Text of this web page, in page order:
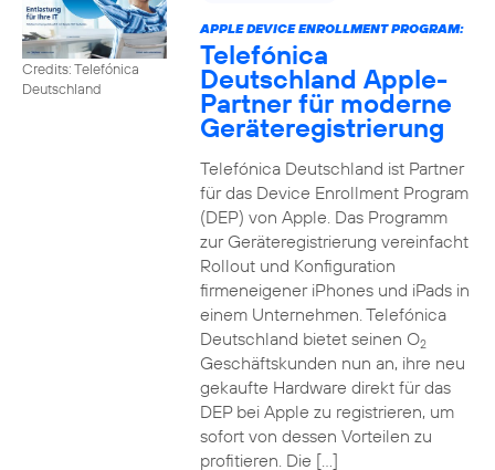
Credits: Telefónica
Deutschland
APPLE DEVICE ENROLLMENT PROGRAM:
Telefónica
Deutschland Apple-
Partner für moderne
Geräteregistrierung
Telefónica Deutschland ist Partner
für das Device Enrollment Program
(DEP) von Apple. Das Programm
zur Geräteregistrierung vereinfacht
Rollout und Konfiguration
firmeneigener iPhones und iPads in
einem Unternehmen. Telefónica
Deutschland bietet seinen O2
Geschäftskunden nun an, ihre neu
gekaufte Hardware direkt für das
DEP bei Apple zu registrieren, um
sofort von dessen Vorteilen zu
profitieren. Die […]